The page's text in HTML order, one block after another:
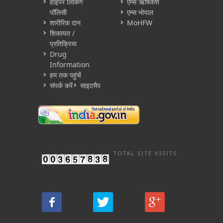
पॉलिसी
शारीरिक दान
शिकायत /
प्रतिक्रिया
Drug
Information
हम तक पहुंचें
संपर्क करें
साइटमैप
एम्स भोपाल
MoHFW
TOTAL SITE VISITS